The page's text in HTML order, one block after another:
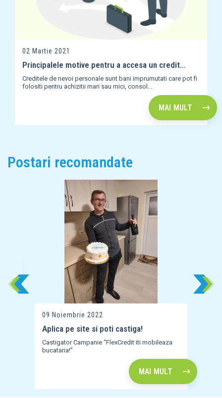
02 Martie 2021
Principalele motive pentru a accesa un credit...
Creditele de nevoi personale sunt bani imprumutati care pot fi
folositi pentru achizitii mari sau mici, consol...
MAI MULT
Postari recomandate
09 Noiembrie 2022
Aplica pe site si poti castiga!
Castigator Campanie “FlexCredit iti mobileaza
bucataria!”
MAI MULT